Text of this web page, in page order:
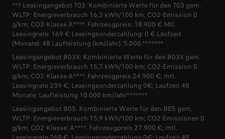
*** Leasingangebot T03: Kombinierte Werte für den T03 gem.
WLTP: Energieverbrauch 16,3 kWh/100 km; CO2-Emission 0
g/km; CO2-Klasse A****. Fahrzeugpreis: 18.900 € Mtl.
Leasingrate: 169 € Leasingsonderzahlung: 0 € Laufzeit
(Monate): 48 Laufleistung (km/Jahr): 5.000.*******
Leasingangebot B03X: Kombinierte Werte für den B03X gem.
WLTP: Energieverbrauch 15,7 kWh/100 km; CO2-Emission 0
g/km; CO2-Klasse A****. Fahrzeugpreis 24.900 €; mtl.
Leasingrate 239 €; Leasingsonderzahlung 0€; Laufzeit 48
Monate; Laufleistung 10.000 km/Jahr.*******
Leasingangebot B05: Kombinierte Werte für den B05 gem.
WLTP: Energieverbrauch 15,9 kWh/100 km; CO2 Emissionen 0
g/km; CO2-Klasse: A****. Fahrzeugpreis 27.900 €; mtl.